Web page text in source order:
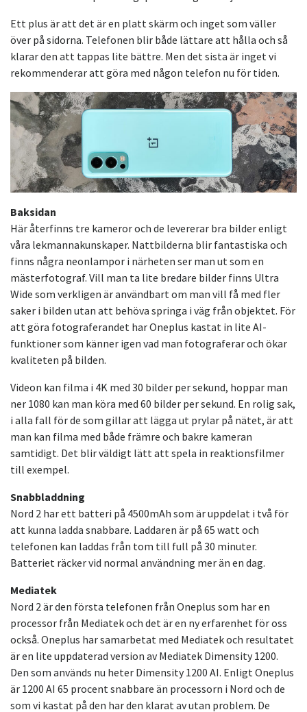
Ett plus är att det är en platt skärm och inget som väller
över på sidorna. Telefonen blir både lättare att hålla och så
klarar den att tappas lite bättre. Men det sista är inget vi
rekommenderar att göra med någon telefon nu för tiden.
Baksidan
Här återfinns tre kameror och de levererar bra bilder enligt
våra lekmannakunskaper. Nattbilderna blir fantastiska och
finns några neonlampor i närheten ser man ut som en
mästerfotograf. Vill man ta lite bredare bilder finns Ultra
Wide som verkligen är användbart om man vill få med fler
saker i bilden utan att behöva springa i väg från objektet. För
att göra fotograferandet har Oneplus kastat in lite AI-
funktioner som känner igen vad man fotograferar och ökar
kvaliteten på bilden.
Videon kan filma i 4K med 30 bilder per sekund, hoppar man
ner 1080 kan man köra med 60 bilder per sekund. En rolig sak,
i alla fall för de som gillar att lägga ut prylar på nätet, är att
man kan filma med både främre och bakre kameran
samtidigt. Det blir väldigt lätt att spela in reaktionsfilmer
till exempel.
Snabbladdning
Nord 2 har ett batteri på 4500mAh som är uppdelat i två för
att kunna ladda snabbare. Laddaren är på 65 watt och
telefonen kan laddas från tom till full på 30 minuter.
Batteriet räcker vid normal användning mer än en dag.
Mediatek
Nord 2 är den första telefonen från Oneplus som har en
processor från Mediatek och det är en ny erfarenhet för oss
också. Oneplus har samarbetat med Mediatek och resultatet
är en lite uppdaterad version av Mediatek Dimensity 1200.
Den som används nu heter Dimensity 1200 AI. Enligt Oneplus
är 1200 AI 65 procent snabbare än processorn i Nord och de
som vi kastat på den har den klarat av utan problem. De